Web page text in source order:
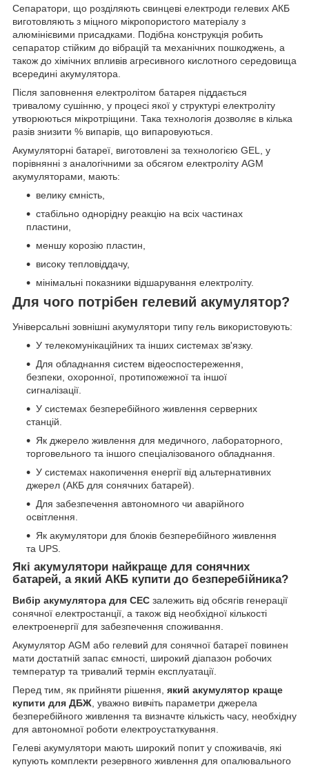
Сепаратори, що розділяють свинцеві електроди гелевих АКБ
виготовляють з міцного мікропористого матеріалу з
алюмінієвими присадками. Подібна конструкція робить
сепаратор стійким до вібрацій та механічних пошкоджень, а
також до хімічних впливів агресивного кислотного середовища
всередині акумулятора.
Після заповнення електролітом батарея піддається
тривалому сушінню, у процесі якої у структурі електроліту
утворюються мікротріщини. Така технологія дозволяє в кілька
разів знизити % випарів, що випаровуються.
Акумуляторні батареї, виготовлені за технологією GEL, у
порівнянні з аналогічними за обсягом електроліту AGM
акумуляторами, мають:
велику ємність,
стабільно однорідну реакцію на всіх частинах
пластини,
меншу корозію пластин,
високу тепловіддачу,
мінімальні показники відшарування електроліту.
Для чого потрібен гелевий акумулятор?
Універсальні зовнішні акумулятори типу гель використовують:
У телекомунікаційних та інших системах зв'язку.
Для обладнання систем відеоспостереження,
безпеки, охоронної, протипожежної та іншої
сигналізації.
У системах безперебійного живлення серверних
станцій.
Як джерело живлення для медичного, лабораторного,
торговельного та іншого спеціалізованого обладнання.
У системах накопичення енергії від альтернативних
джерел (АКБ для сонячних батарей).
Для забезпечення автономного чи аварійного
освітлення.
Як акумулятори для блоків безперебійного живлення
та UPS.
Які акумулятори найкраще для сонячних
батарей, а який АКБ купити до безперебійника?
Вибір акумулятора для СЕС залежить від обсягів генерації
сонячної електростанції, а також від необхідної кількості
електроенергії для забезпечення споживання.
Акумулятор AGM або гелевий для сонячної батареї повинен
мати достатній запас ємності, широкий діапазон робочих
температур та тривалий термін експлуатації.
Перед тим, як прийняти рішення, який акумулятор краще
купити для ДБЖ , уважно вивчіть параметри джерела
безперебійного живлення та визначте кількість часу, необхідну
для автономної роботи електроустаткування.
Гелеві акумулятори мають широкий попит у споживачів, які
купують комплекти резервного живлення для опалювального